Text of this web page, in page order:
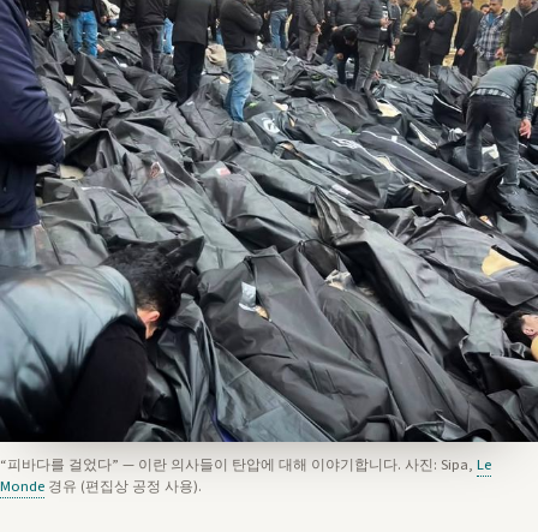
“피바다를 걸었다” — 이란 의사들이 탄압에 대해 이야기합니다. 사진: Sipa, Le
Monde 경유 (편집상 공정 사용).